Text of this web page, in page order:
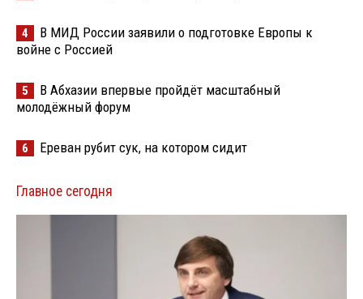
4
В МИД России заявили о подготовке Европы к
войне с Россией
5
В Абхазии впервые пройдёт масштабный
молодёжный форум
6 Ереван рубит сук, на котором сидит
Главное сегодня